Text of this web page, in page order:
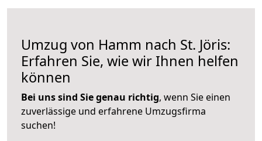
Umzug von Hamm nach St. Jöris:
Erfahren Sie, wie wir Ihnen helfen
können
Bei uns sind Sie genau richtig, wenn Sie einen
zuverlässige und erfahrene Umzugsfirma
suchen!